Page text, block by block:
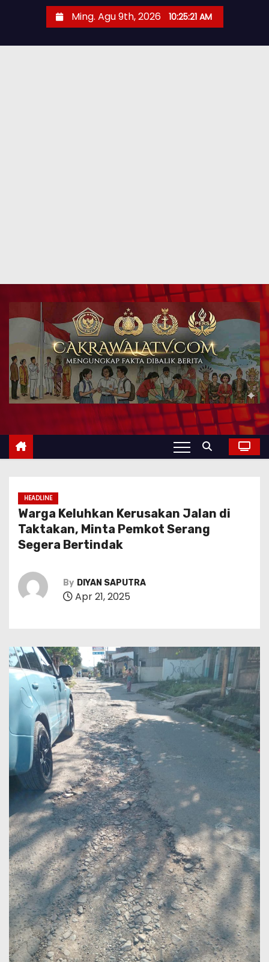
Ming. Agu 9th, 2026 10:25:22 AM
HEADLINE
Warga Keluhkan Kerusakan Jalan di
Taktakan, Minta Pemkot Serang
Segera Bertindak
By DIYAN SAPUTRA
Apr 21, 2025